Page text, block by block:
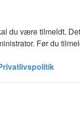
du være tilmeldt.
Før du